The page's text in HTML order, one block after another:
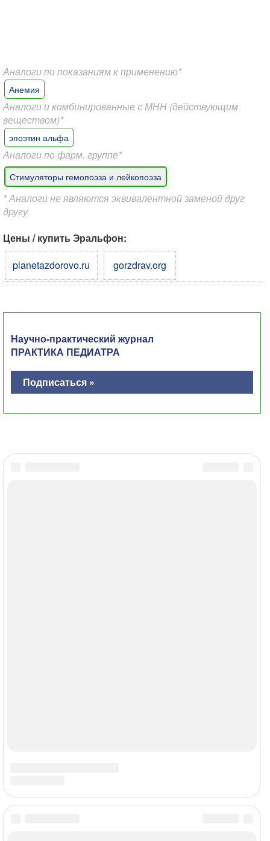
Аналоги по показаниям к применению*
Анемия
Аналоги и комбинированные с МНН (действующим
веществом)*
эпоэтин альфа
Аналоги по фарм. группе*
Стимуляторы гемопоэза и лейкопоэза
* Аналоги не являются эквивалентной заменой друг
другу
Цены / купить Эральфон:
planetazdorovo.ru
gorzdrav.org
Научно-практический журнал
ПРАКТИКА ПЕДИАТРА
Подписаться »